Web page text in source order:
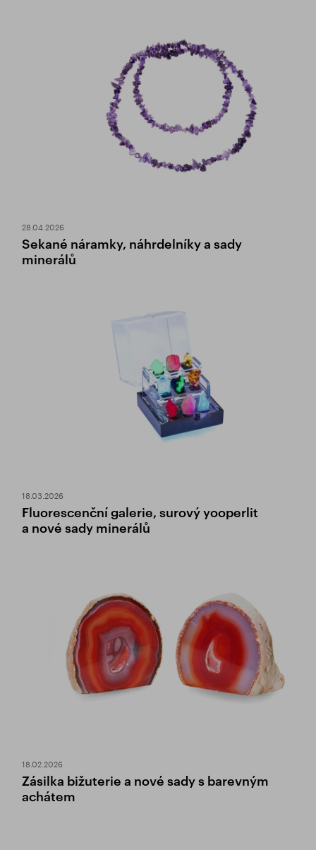
28.04.2026
Sekané náramky, náhrdelníky a sady
minerálů
18.03.2026
Fluorescenční galerie, surový yooperlit
a nové sady minerálů
18.02.2026
Zásilka bižuterie a nové sady s barevným
achátem